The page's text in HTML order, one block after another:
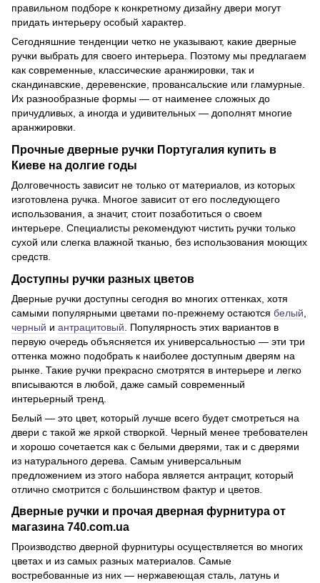
правильном подборе к конкретному дизайну двери могут
придать интерьеру особый характер.
Сегодняшние тенденции четко не указывают, какие дверные
ручки выбрать для своего интерьера. Поэтому мы предлагаем
как современные, классические аранжировки, так и
скандинавские, деревенские, провансальские или гламурные.
Их разнообразные формы — от наименее сложных до
причудливых, а иногда и удивительных — дополнят многие
аранжировки.
Прочные дверные ручки Португалия купить в
Киеве на долгие годы
Долговечность зависит не только от материалов, из которых
изготовлена ручка. Многое зависит от его последующего
использования, а значит, стоит позаботиться о своем
интерьере. Специалисты рекомендуют чистить ручки только
сухой или слегка влажной тканью, без использования моющих
средств.
Доступны ручки разных цветов
Дверные ручки доступны сегодня во многих оттенках, хотя
самыми популярными цветами по-прежнему остаются белый
черный и антрацитовый . Популярность этих вариантов в
первую очередь объясняется их универсальностью — эти три
оттенка можно подобрать к наиболее доступным дверям на
рынке. Такие ручки прекрасно смотрятся в интерьере и легко
вписываются в любой, даже самый современный
интерьерный тренд.
Белый — это цвет, который лучше всего будет смотреться на
двери с такой же яркой створкой. Черный менее требователен
и хорошо сочетается как с белыми дверями, так и с дверями
из натурального дерева. Самым универсальным
предложением из этого набора является антрацит, который
отлично смотрится с большинством фактур и цветов.
Дверные ручки и прочая дверная фурнитура от
магазина 740.com.ua
Производство дверной фурнитуры осуществляется во многих
цветах и из самых разных материалов. Самые
востребованные из них — нержавеющая сталь, латунь и